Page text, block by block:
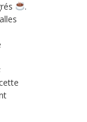
.